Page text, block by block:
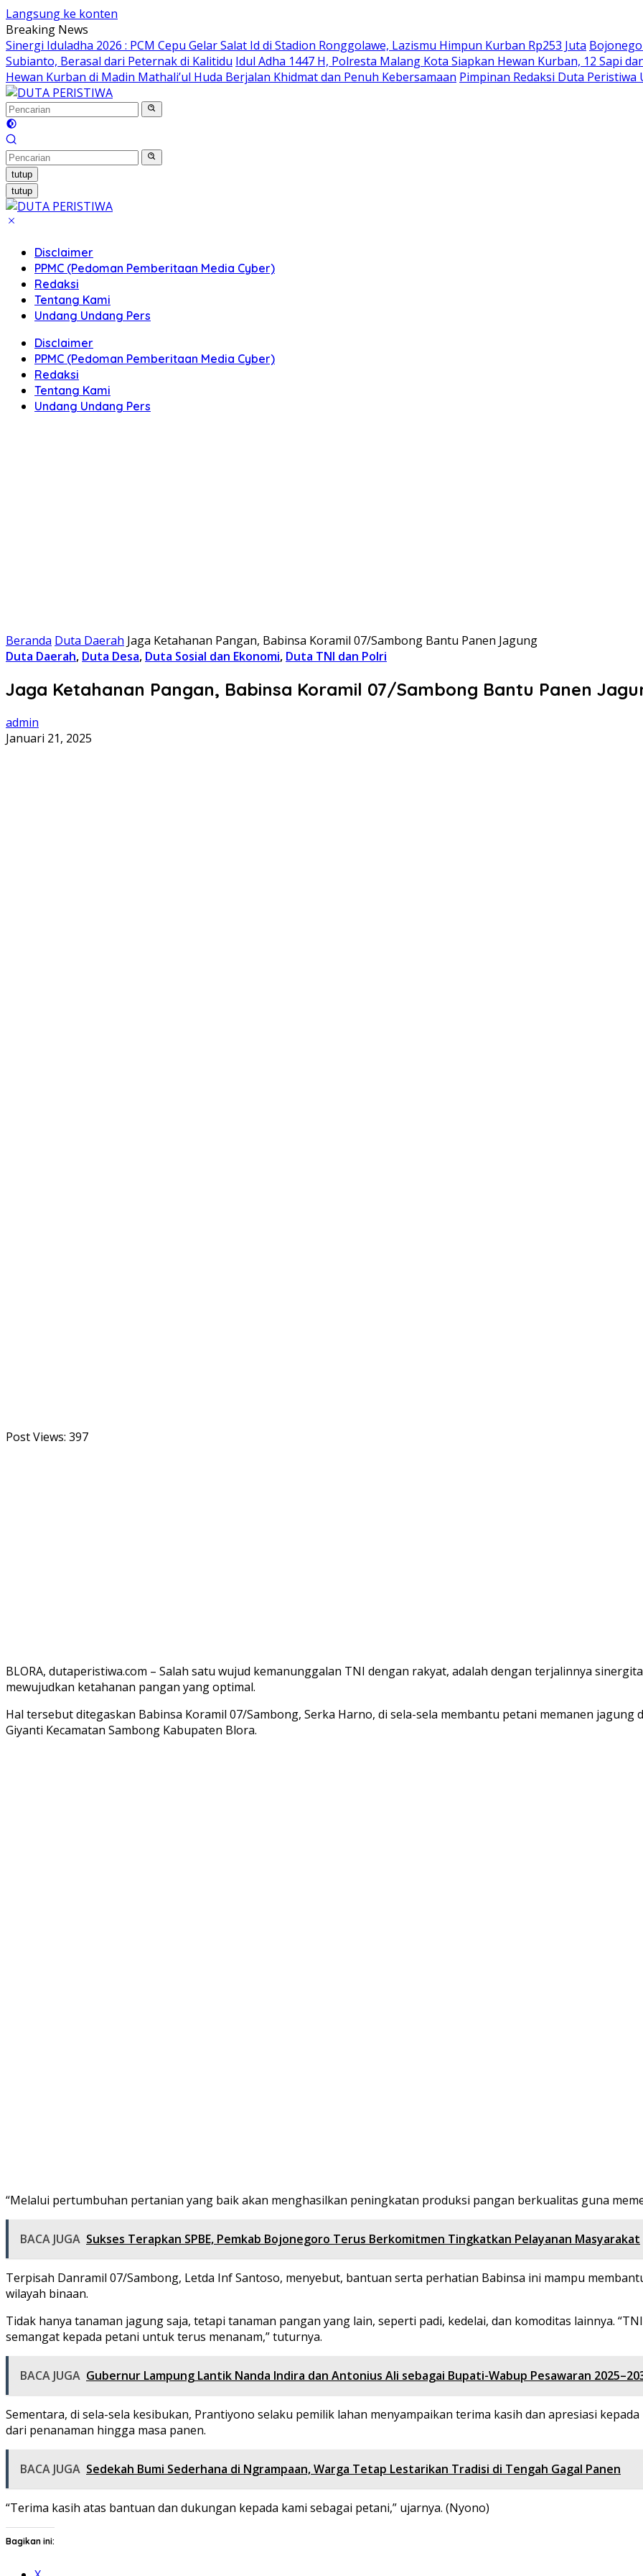
Langsung ke konten
Breaking News
Sinergi Iduladha 2026 : PCM Cepu Gelar Salat Id di Stadion Ronggolawe, Lazismu Himpun Kurban Rp253 Juta
Subianto, Berasal dari Peternak di Kalitidu Idul Adha 1447 H, Polresta Malang Kota Siapkan Hewan Kurban, 12 Sapi
Hewan Kurban di Madin Mathali’ul Huda Berjalan Khidmat dan Penuh Kebersamaan Pimpinan Redaksi Duta Peristiwa
tutup
tutup
Disclaimer
PPMC (Pedoman Pemberitaan Media Cyber)
Redaksi
Tentang Kami
Undang Undang Pers
Disclaimer
PPMC (Pedoman Pemberitaan Media Cyber)
Redaksi
Tentang Kami
Undang Undang Pers
Beranda Duta Daerah Jaga Ketahanan Pangan, Babinsa Koramil 07/Sambong Bantu Panen Jagung
Duta Daerah, Duta Desa, Duta Sosial dan Ekonomi, Duta TNI dan Polri
Jaga Ketahanan Pangan, Babinsa Koramil 07/Sambong Bantu Panen
admin
Januari 21, 2025
Post Views: 397
BLORA, dutaperistiwa.com – Salah satu wujud kemanunggalan TNI dengan rakyat, adalah dengan terjalinnya
mewujudkan ketahanan pangan yang optimal.
Hal tersebut ditegaskan Babinsa Koramil 07/Sambong, Serka Harno, di sela-sela membantu petani memanen
Giyanti Kecamatan Sambong Kabupaten Blora.
“Melalui pertumbuhan pertanian yang baik akan menghasilkan peningkatan produksi pangan berkualitas guna
BACA JUGA Sukses Terapkan SPBE, Pemkab Bojonegoro Terus Berkomitmen Tingkatkan Pelayanan Masyarakat
Terpisah Danramil 07/Sambong, Letda Inf Santoso, menyebut, bantuan serta perhatian Babinsa ini mampu
wilayah binaan.
Tidak hanya tanaman jagung saja, tetapi tanaman pangan yang lain, seperti padi, kedelai, dan komoditas lainnya.
semangat kepada petani untuk terus menanam,” tuturnya.
BACA JUGA Gubernur Lampung Lantik Nanda Indira dan Antonius Ali sebagai Bupati-Wabup Pesawaran
Sementara, di sela-sela kesibukan, Prantiyono selaku pemilik lahan menyampaikan terima kasih dan apresiasi
dari penanaman hingga masa panen.
BACA JUGA Sedekah Bumi Sederhana di Ngrampaan, Warga Tetap Lestarikan Tradisi di Tengah Gagal Panen
“Terima kasih atas bantuan dan dukungan kepada kami sebagai petani,” ujarnya. (Nyono)
Bagikan ini: